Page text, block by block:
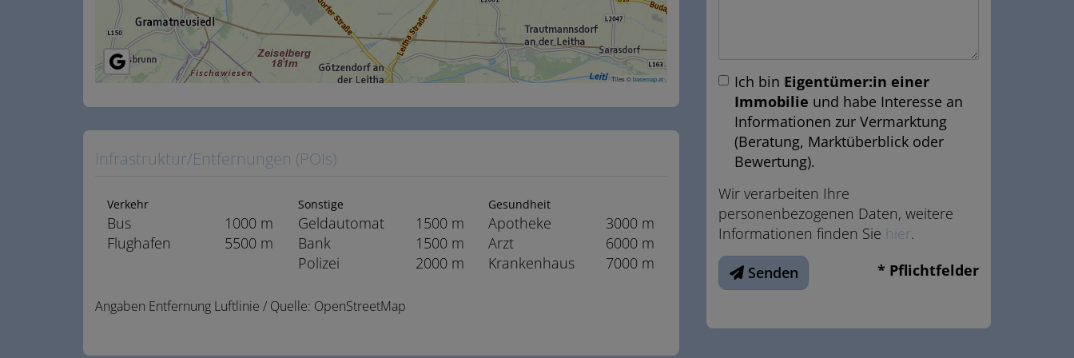
Tiles ©basemap.at
Infrastruktur/Entfernungen (POIs)
Verkehr
Bus
1000 m
Flughafen
5500 m
Sonstige
Geldautomat
1500 m
Bank
1500 m
Polizei
2000 m
Gesundheit
Apotheke
3000 m
Arzt
6000 m
Krankenhaus
7000 m
Angaben Entfernung Luftlinie / Quelle: OpenStreetMap
Ich bin Eigentümer:in einer
Immobilie und habe Interesse an
Informationen zur Vermarktung
(Beratung, Marktüberblick oder
Bewertung).
Wir verarbeiten Ihre
personenbezogenen Daten, weitere
Informationen finden Sie hier.
Senden * Pflichtfelder